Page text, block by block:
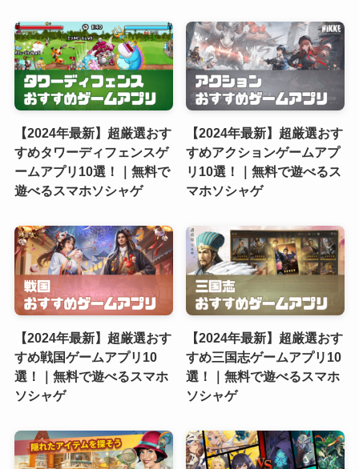
【2024年最新】超厳選おす
すめタワーディフェンスゲ
ームアプリ10選！｜無料で
遊べるスマホソシャゲ
【2024年最新】超厳選おす
すめアクションゲームアプ
リ10選！｜無料で遊べるス
マホソシャゲ
【2024年最新】超厳選おす
すめ戦国ゲームアプリ10
選！｜無料で遊べるスマホ
ソシャゲ
【2024年最新】超厳選おす
すめ三国志ゲームアプリ10
選！｜無料で遊べるスマホ
ソシャゲ